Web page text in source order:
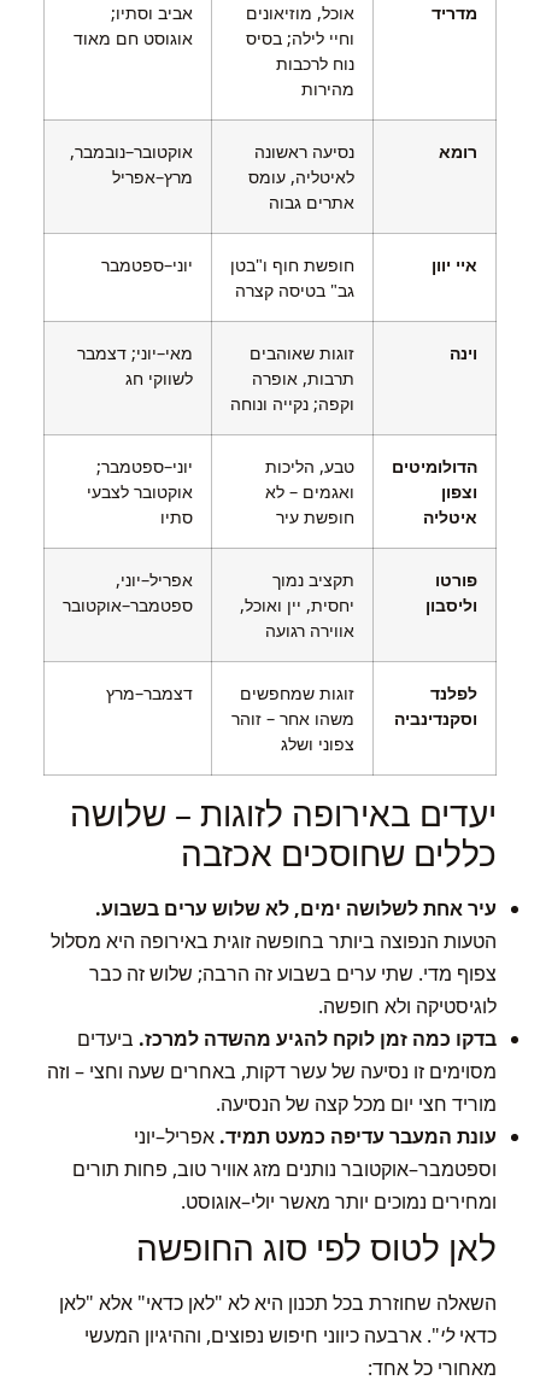
מדריד
אוכל, מוזיאונים
וחיי לילה; בסיס
נוח לרכבות
מהירות
אביב וסתיו;
אוגוסט חם מאוד
רומא
נסיעה ראשונה
לאיטליה, עומס
אתרים גבוה
אוקטובר–נובמבר,
מרץ–אפריל
איי יוון
חופשת חוף ו"בטן
גב" בטיסה קצרה
יוני–ספטמבר
וינה
זוגות שאוהבים
תרבות, אופרה
וקפה; נקייה ונוחה
מאי–יוני; דצמבר
לשווקי חג
הדולומיטים
וצפון
איטליה
טבע, הליכות
ואגמים – לא
חופשת עיר
יוני–ספטמבר;
אוקטובר לצבעי
סתיו
פורטו
וליסבון
תקציב נמוך
יחסית, יין ואוכל,
אווירה רגועה
אפריל–יוני,
ספטמבר–אוקטובר
לפלנד
וסקנדינביה
זוגות שמחפשים
משהו אחר – זוהר
צפוני ושלג
דצמבר–מרץ
יעדים באירופה לזוגות – שלושה
כללים שחוסכים אכזבה
עיר אחת לשלושה ימים, לא שלוש ערים בשבוע.
הטעות הנפוצה ביותר בחופשה זוגית באירופה היא מסלול
צפוף מדי. שתי ערים בשבוע זה הרבה; שלוש זה כבר
לוגיסטיקה ולא חופשה.
בדקו כמה זמן לוקח להגיע מהשדה למרכז. ביעדים
מסוימים זו נסיעה של עשר דקות, באחרים שעה וחצי – וזה
מוריד חצי יום מכל קצה של הנסיעה.
עונת המעבר עדיפה כמעט תמיד. אפריל–יוני
וספטמבר–אוקטובר נותנים מזג אוויר טוב, פחות תורים
ומחירים נמוכים יותר מאשר יולי–אוגוסט.
לאן לטוס לפי סוג החופשה
השאלה שחוזרת בכל תכנון היא לא "לאן כדאי" אלא "לאן
כדאילי". ארבעה כיווני חיפוש נפוצים, וההיגיון המעשי
מאחורי כל אחד: